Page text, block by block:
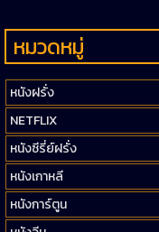
หมวดหมู่
หนังฝรั่ง
NETFLIX
หนังซีรี่ย์ฝรั่ง
หนังเกาหลี
หนังการ์ตูน